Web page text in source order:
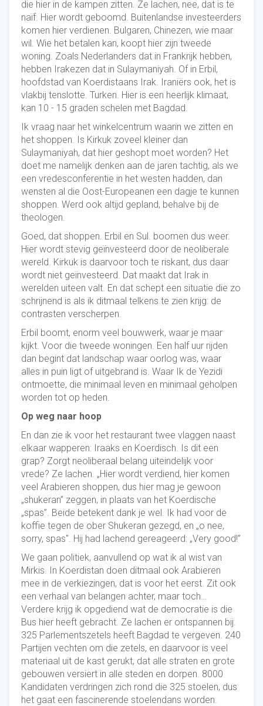
die hier in de kampen zitten. Ze lachen, nee, dat is te
naïf. Hier wordt geboomd. Buitenlandse investeerders
komen hier verdienen. Bulgaren, Chinezen, wie maar
wil. Wie het betalen kan, koopt hier zijn tweede
woning. Zoals Nederlanders dat in Frankrijk hebben,
hebben Irakezen dat in Sulaymaniyah. Of in Erbil,
hoofdstad van Koerdistaans Irak. Iraniërs ook, het is
vlakbij tenslotte. Turken. Hier is een heerlijk klimaat,
kan 10 - 15 graden schelen met Bagdad.
Ik vraag naar het winkelcentrum waarin we zitten en
het shoppen. Is Kirkuk zoveel kleiner dan
Sulaymaniyah, dat hier geshopt moet worden? Het
doet me namelijk denken aan de jaren tachtig, als we
een vredesconferentie in het westen hadden, dan
wensten al die Oost-Europeanen een dagje te kunnen
shoppen. Werd ook altijd gepland, behalve bij de
theologen.
Goed, dat shoppen. Erbil en Sul. boomen dus weer.
Hier wordt stevig geïnvesteerd door de neoliberale
wereld. Kirkuk is daarvoor toch te riskant, dus daar
wordt niet geïnvesteerd. Dat maakt dat Irak in
werelden uiteen valt. En dat schept een situatie die zo
schrijnend is als ik ditmaal telkens te zien krijg: de
contrasten verscherpen.
Erbil boomt, enorm veel bouwwerk, waar je maar
kijkt. Voor die tweede woningen. Een half uur rijden
dan begint dat landschap waar oorlog was, waar
alles in puin ligt of uitgebrand is. Waar Ik de Yezidi
ontmoette, die minimaal leven en minimaal geholpen
worden tot op heden.
Op weg naar hoop
En dan zie ik voor het restaurant twee vlaggen naast
elkaar wapperen: Iraaks en Koerdisch. Is dit een
grap? Zorgt neoliberaal belang uiteindelijk voor
vrede? Ze lachen. „Hier wordt verdiend, hier komen
veel Arabieren shoppen, dus hier mag je gewoon
„shukeran” zeggen, in plaats van het Koerdische
„spas”. Beide betekent dank je wel. Ik had voor de
koffie tegen de ober Shukeran gezegd, en „o nee,
sorry, spas". Hij had lachend gereageerd: „Very good!”
We gaan politiek, aanvullend op wat ik al wist van
Mirkis. In Koerdistan doen ditmaal ook Arabieren
mee in de verkiezingen, dat is voor het eerst. Zit ook
een verhaal van belangen achter, maar toch…
Verdere krijg ik opgediend wat de democratie is die
Bus hier heeft gebracht. Ze lachen er ontspannen bij.
325 Parlementszetels heeft Bagdad te vergeven. 240
Partijen vechten om die zetels, en daarvoor is veel
materiaal uit de kast gerukt, dat alle straten en grote
gebouwen versiert in alle steden en dorpen. 8000
Kandidaten verdringen zich rond die 325 stoelen, dus
het gaat een fascinerende stoelendans worden.